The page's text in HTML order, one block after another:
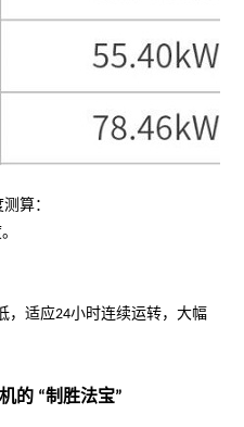
测算：
，适应24小时连续运转，大幅
的 “制胜法宝”